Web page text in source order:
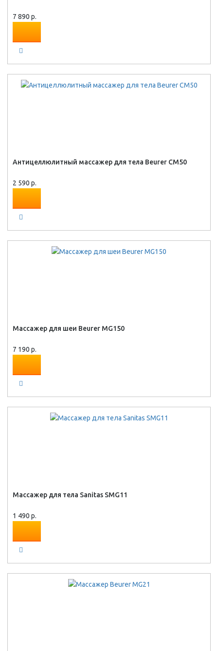
7 890 р.
Антицеллюлитный массажер для тела Beurer CM50
2 590 р.
Массажер для шеи Beurer MG150
7 190 р.
Массажер для тела Sanitas SMG11
1 490 р.